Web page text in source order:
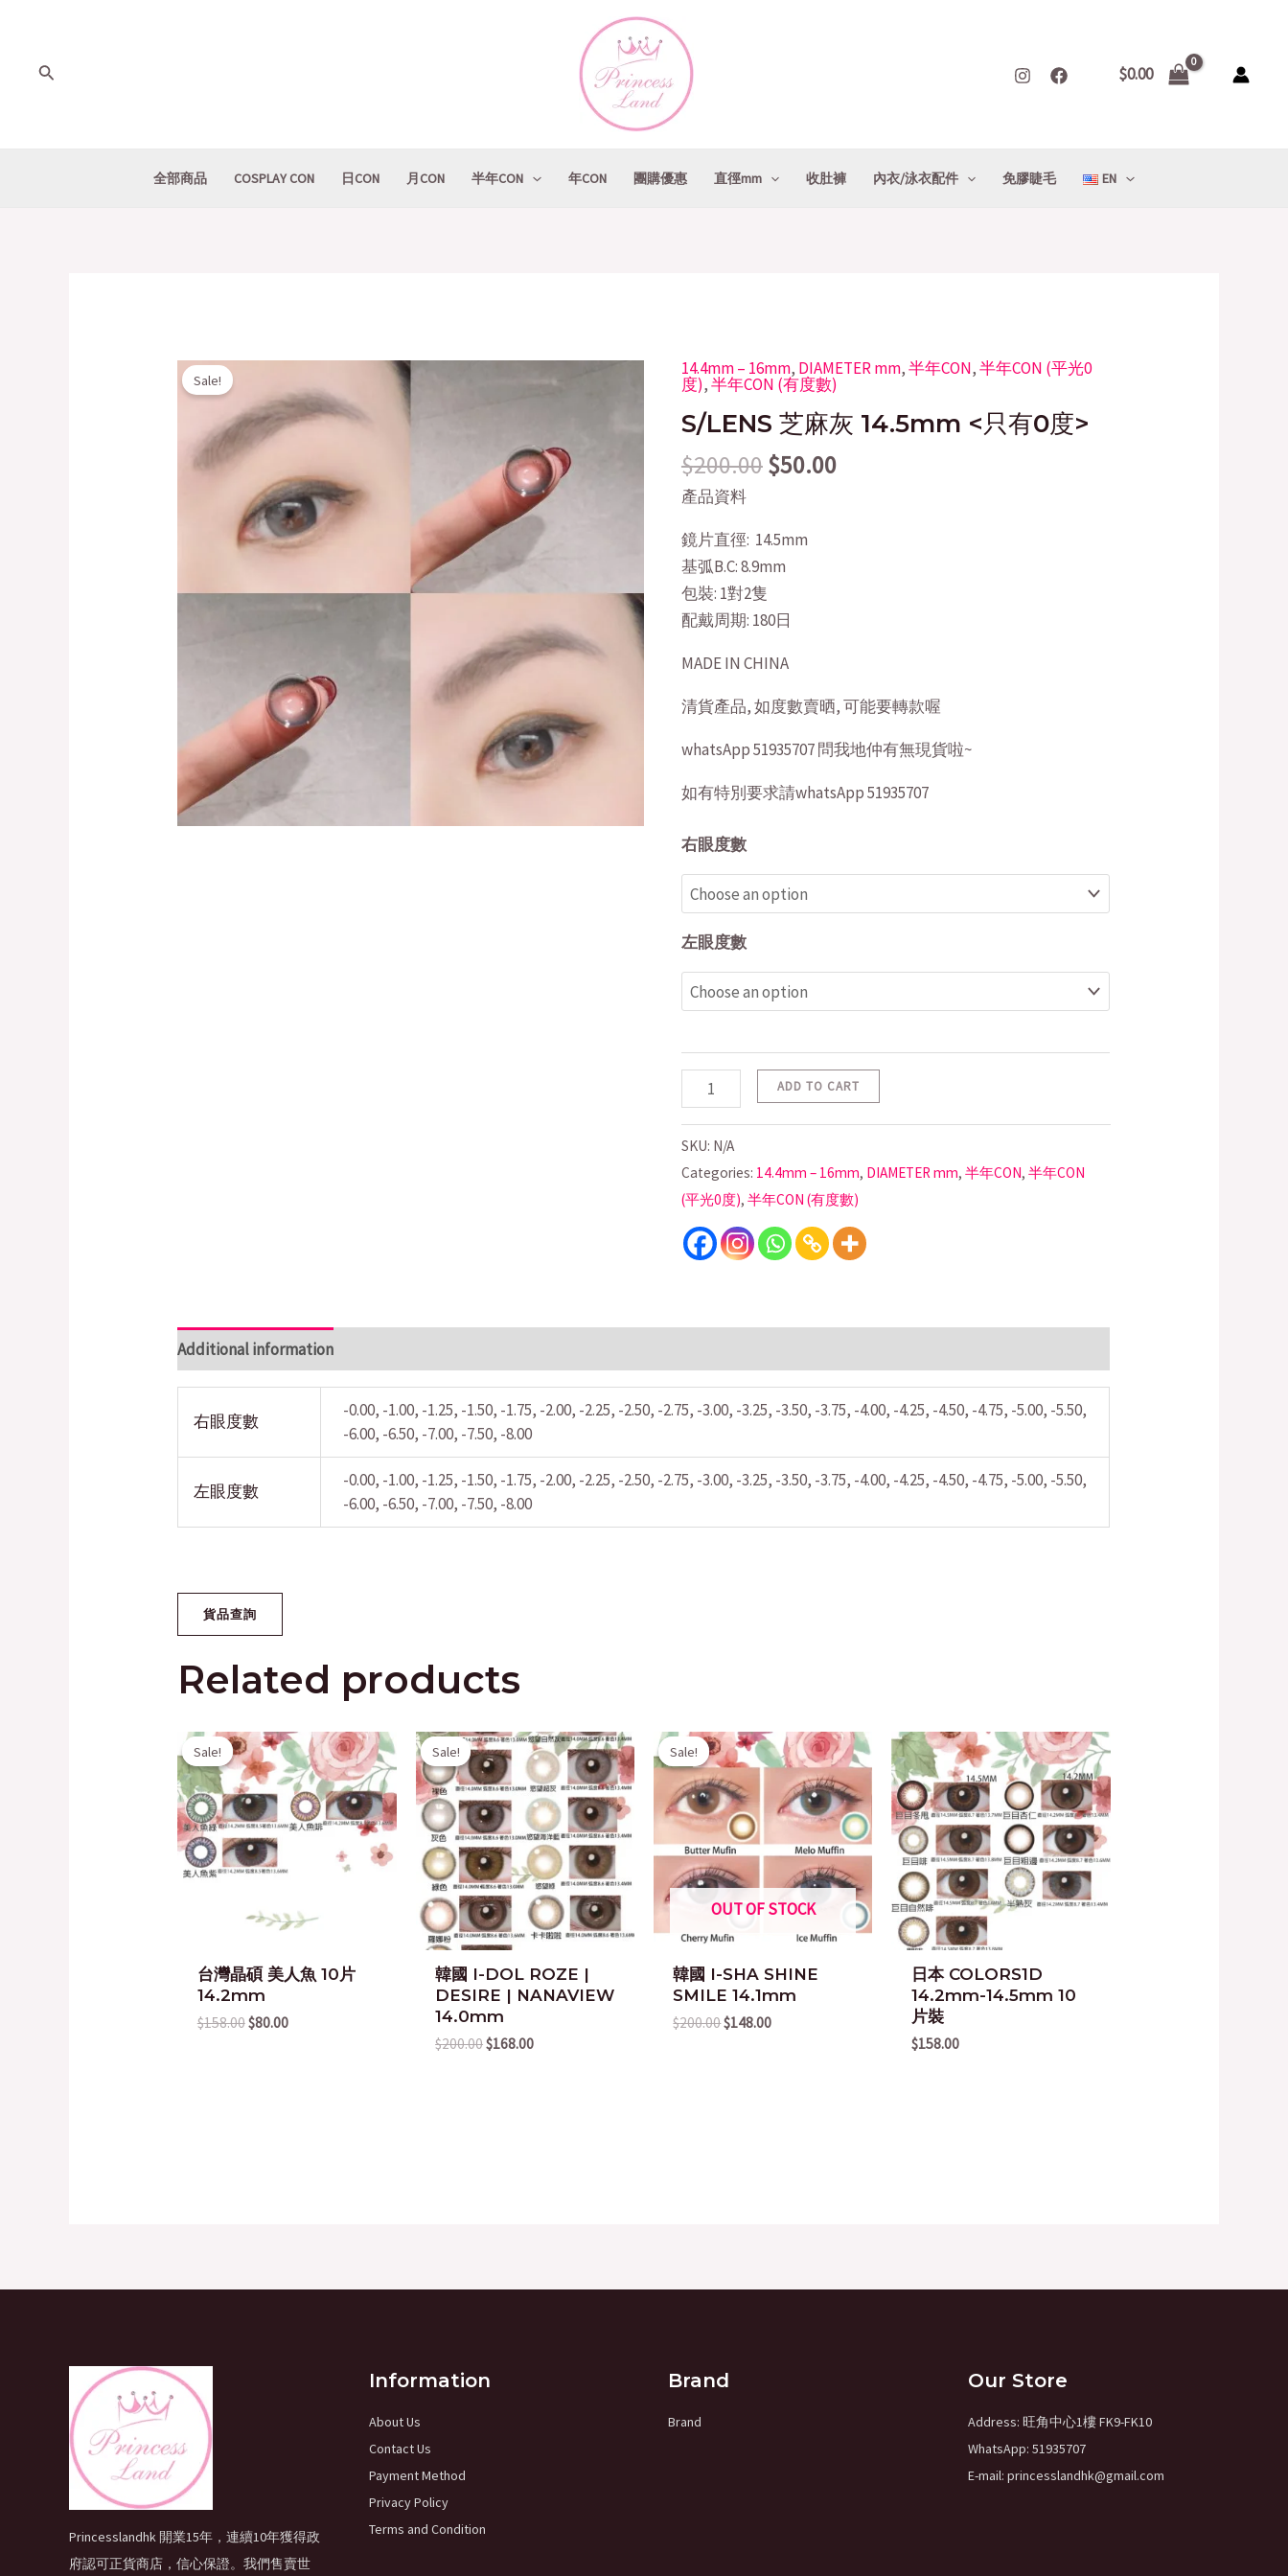
contentSearch $0.00
全部商品 COSPLAY CON 日CON 月CON 半年CON 年CON 團購優惠 直徑mm 收肚褲 內衣/泳衣配件 免膠睫毛 EN
Sale!
14.4mm – 16mm, DIAMETER mm,半年CON,半年CON (平光0
度),半年CON (有度數)
S/LENS 芝麻灰 14.5mm <只有0度>
$200.00
Original
price
was:
$200.00.
$50.00
Current
price
is:
$50.00.
產品資料
鏡片直徑: 14.5mm
基弧B.C: 8.9mm
包裝: 1對2隻
配戴周期: 180日
MADE IN CHINA
清貨產品, 如度數賣晒, 可能要轉款喔
whatsApp 51935707 問我地仲有無現貨啦~
如有特別要求請whatsApp 51935707
右眼度數
左眼度數
S/LENS
麻
灰
14.5mm
quantity
ADD TO CART
SKU: N/A
Categories: 14.4mm – 16mm, DIAMETER mm, 半年CON, 半年CON
(平光0度), 半年CON (有度數)
Additional information
右眼度數
-0.00, -1.00, -1.25, -1.50, -1.75, -2.00, -2.25, -2.50, -2.75, -3.00, -3.25, -3.50, -3.75, -4.00, -4.25, -4.50, -4.75, -5.00, -5.50,
-6.00, -6.50, -7.00, -7.50, -8.00
左眼度數
-0.00, -1.00, -1.25, -1.50, -1.75, -2.00, -2.25, -2.50, -2.75, -3.00, -3.25, -3.50, -3.75, -4.00, -4.25, -4.50, -4.75, -5.00, -5.50,
-6.00, -6.50, -7.00, -7.50, -8.00
Related products
Sale!
Sale!
台灣晶碩 美人魚 10片
14.2mm
$158.00
Original
price
was:
$158.00.
$80.00
Current
price
is:
$80.00.
Sale!
Sale!
韓國 I-DOL ROZE |
DESIRE | NANAVIEW
14.0mm
$200.00
Original
price
was:
$200.00.
$168.00
Current
price
is:
$168.00.
Sale!
OUT OF STOCK
Sale!
韓國 I-SHA SHINE
SMILE 14.1mm
$200.00
Original
price
was:
$200.00.
$148.00
Current
price
$148.00.
日本 COLORS1D
14.2mm-14.5mm 10
片裝
$158.00
Princesslandhk 開業15年，連續10年獲得政
府認可正貨商店，信心保證。我們售賣世
Information
About Us
Contact Us
Payment Method
Privacy Policy
Terms and Condition
Brand
Brand
Our Store
Address: 旺角中心1樓 FK9-FK10
WhatsApp: 51935707
E-mail: princesslandhk@gmail.com